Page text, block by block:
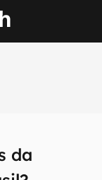
da
primeira